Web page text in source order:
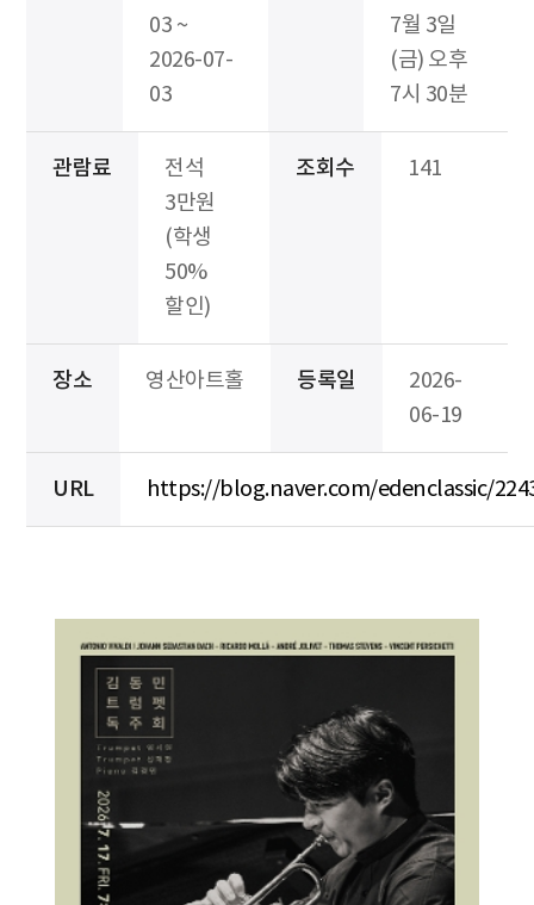
03 ~
2026-07-
03
7월 3일
(금) 오후
7시 30분
관람료
전석
3만원
(학생
50%
할인)
조회수 141
장소 영산아트홀 등록일
2026-
06-19
URL https://blog.naver.com/edenclassic/